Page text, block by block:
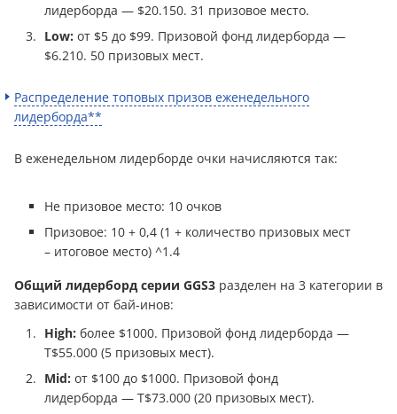
лидерборда — $20.150. 31 призовое место.
Low: от $5 до $99. Призовой фонд лидерборда —
$6.210. 50 призовых мест.
Распределение топовых призов еженедельного
лидерборда**
В еженедельном лидерборде очки начисляются так:
Не призовое место: 10 очков
Призовое: 10 + 0,4 (1 + количество призовых мест
– итоговое место) ^1.4
Общий лидерборд серии GGS3 разделен на 3 категории в
зависимости от бай-инов:
High: более $1000. Призовой фонд лидерборда —
Т$55.000 (5 призовых мест).
Mid: от $100 до $1000. Призовой фонд
лидерборда — Т$73.000 (20 призовых мест).